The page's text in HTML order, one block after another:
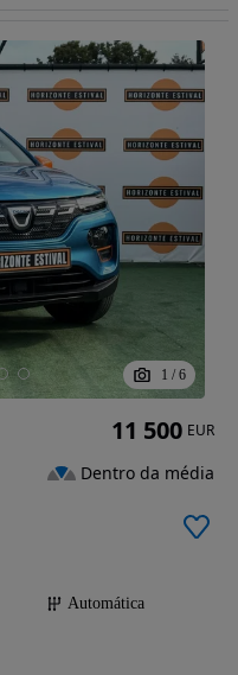
1 / 6
Automática
11 500 EUR
Dentro da média